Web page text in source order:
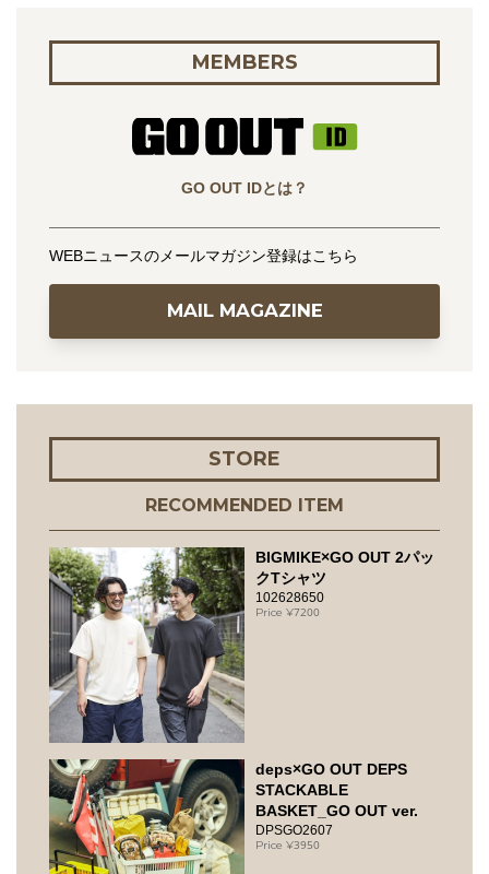
MEMBERS
GO OUT IDとは？
WEBニュースのメールマガジン登録はこちら
MAIL MAGAZINE
STORE
RECOMMENDED ITEM
BIGMIKE×GO OUT 2パッ
クTシャツ
102628650
7200
deps×GO OUT DEPS
STACKABLE
BASKET_GO OUT ver.
DPSGO2607
3950